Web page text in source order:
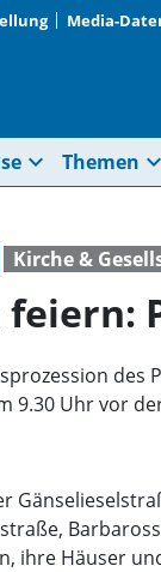
Media-
expand_more Themen expand_more
Kirche &
des
9.30 Uhr vor
ihre Häuser